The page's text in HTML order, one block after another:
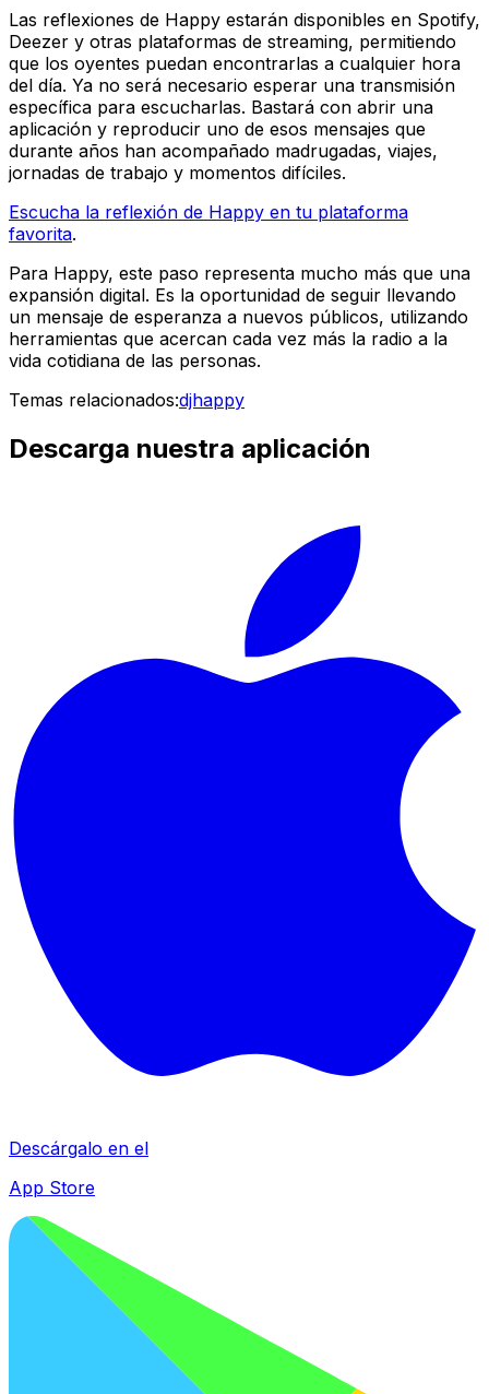
Las reflexiones de Happy estarán disponibles en Spotify,
Deezer y otras plataformas de streaming, permitiendo
que los oyentes puedan encontrarlas a cualquier hora
del día. Ya no será necesario esperar una transmisión
específica para escucharlas. Bastará con abrir una
aplicación y reproducir uno de esos mensajes que
durante años han acompañado madrugadas, viajes,
jornadas de trabajo y momentos difíciles.
Escucha la reflexión de Happy en tu plataforma
favorita.
Para Happy, este paso representa mucho más que una
expansión digital. Es la oportunidad de seguir llevando
un mensaje de esperanza a nuevos públicos, utilizando
herramientas que acercan cada vez más la radio a la
vida cotidiana de las personas.
Temas relacionados:djhappy
Descarga nuestra aplicación
Descárgalo en el
App Store